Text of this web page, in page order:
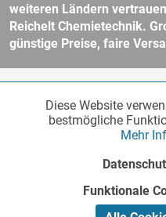
weiteren Ländern
Reichelt Chemietechnik.
günstige Preise, faire
und ggf. Nachnahmegebühren,
Unser Webshop richtet sich an
andere gewerbliche Kunden im
für weitere Informationen.
Funktionale
Diese Website
bestmögliche
Mehr
Funktionale